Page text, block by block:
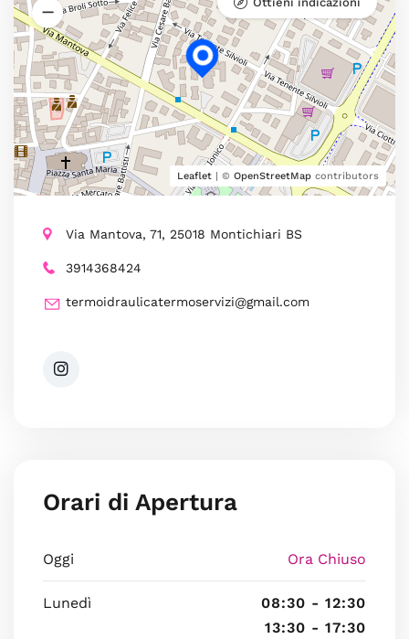
Leaflet | © OpenStreetMap contributors
Via Mantova, 71, 25018 Montichiari BS
3914368424
termoidraulicatermoservizi@gmail.com
Orari di Apertura
Oggi Ora Chiuso
Lunedì
08:30 - 12:30
13:30 - 17:30